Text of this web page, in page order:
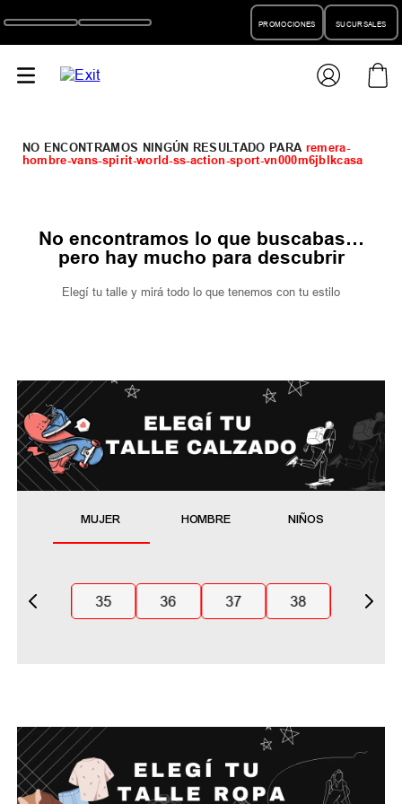
PROMOCIONES SUCURSALES
remera-
hombre-vans-spirit-world-ss-action-sport-vn000m6jblkcasa
No encontramos lo que buscabas…
pero hay mucho para descubrir
Elegí tu talle y mirá todo lo que tenemos con tu estilo
MUJER HOMBRE NIÑOS
35 36 37 38